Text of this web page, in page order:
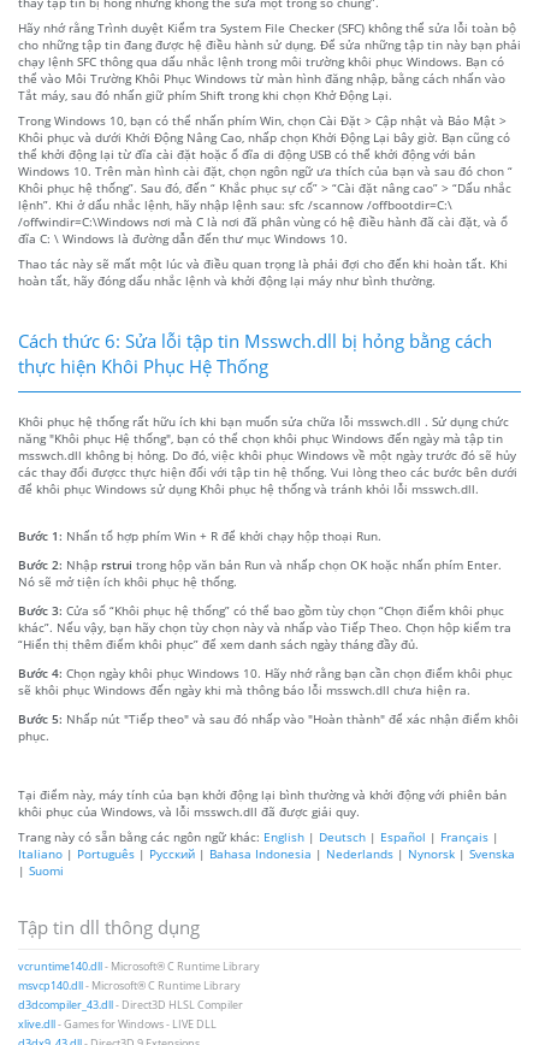
Hãy nhớ rằng Trình duyệt Kiểm tra System File Checker (SFC) không thể sửa lỗi toàn bộ
cho những tập tin đang được hệ điều hành sử dụng. Để sửa những tập tin này bạn phải
chạy lệnh SFC thông qua dấu nhắc lệnh trong môi trường khôi phục Windows. Bạn có
thể vào Môi Trường Khôi Phục Windows từ màn hình đăng nhập, bằng cách nhấn vào
Tắt máy, sau đó nhấn giữ phím Shift trong khi chọn Khở Động Lại.
Trong Windows 10, bạn có thể nhấn phím Win, chọn Cài Đặt > Cập nhật và Bảo Mật >
Khôi phục và dưới Khởi Động Nâng Cao, nhấp chọn Khởi Động Lại bây giờ. Bạn cũng có
thể khởi động lại từ đĩa cài đặt hoặc ổ đĩa di động USB có thể khởi động với bản
Windows 10. Trên màn hình cài đặt, chọn ngôn ngữ ưa thích của bạn và sau đó chon “
Khôi phục hệ thống”. Sau đó, đến “ Khắc phục sự cố” > “Cài đặt nâng cao” > “Dấu nhắc
lệnh”. Khi ở dấu nhắc lệnh, hãy nhập lệnh sau: sfc /scannow /offbootdir=C:\
/offwindir=C:\Windows nơi mà C là nơi đã phân vùng có hệ điều hành đã cài đặt, và ổ
đĩa C: \ Windows là đường dẫn đến thư mục Windows 10.
Thao tác này sẽ mất một lúc và điều quan trọng là phải đợi cho đến khi hoàn tất. Khi
hoàn tất, hãy đóng dấu nhắc lệnh và khởi động lại máy như bình thường.
Cách thức 6: Sửa lỗi tập tin Msswch.dll bị hỏng bằng cách
thực hiện Khôi Phục Hệ Thống
Khôi phục hệ thống rất hữu ích khi bạn muốn sửa chữa lỗi msswch.dll . Sử dụng chức
năng "Khôi phục Hệ thống", bạn có thể chọn khôi phục Windows đến ngày mà tập tin
msswch.dll không bị hỏng. Do đó, việc khôi phục Windows về một ngày trước đó sẽ hủy
các thay đổi đượcc thực hiện đối với tập tin hệ thống. Vui lòng theo các bước bên dưới
để khôi phục Windows sử dụng Khôi phục hệ thống và tránh khỏi lỗi msswch.dll.
Bước 1: Nhấn tổ hợp phím Win + R để khởi chạy hộp thoại Run.
Bước 2: Nhập rstrui trong hộp văn bản Run và nhấp chọn OK hoặc nhấn phím Enter.
Nó sẽ mở tiện ích khôi phục hệ thống.
Bước 3: Cửa sổ “Khôi phục hệ thống” có thể bao gồm tùy chọn “Chọn điểm khôi phục
khác”. Nếu vậy, bạn hãy chọn tùy chọn này và nhấp vào Tiếp Theo. Chọn hộp kiểm tra
“Hiển thị thêm điểm khôi phục” để xem danh sách ngày tháng đầy đủ.
Bước 4: Chọn ngày khôi phục Windows 10. Hãy nhớ rằng bạn cần chọn điểm khôi phục
sẽ khôi phục Windows đến ngày khi mà thông báo lỗi msswch.dll chưa hiện ra.
Bước 5: Nhấp nút "Tiếp theo" và sau đó nhấp vào "Hoàn thành" để xác nhận điểm khôi
phục.
Tại điểm này, máy tính của bạn khởi động lại bình thường và khởi động với phiên bản
khôi phục của Windows, và lỗi msswch.dll đã được giải quy.
Trang này có sẵn bằng các ngôn ngữ khác: English | Deutsch | Español | Français |
Italiano | Português | Русский | Bahasa Indonesia | Nederlands | Nynorsk | Svenska
| Suomi
Tập tin dll thông dụng
vcruntime140.dll- Microsoft® C Runtime Library
msvcp140.dll- Microsoft® C Runtime Library
d3dcompiler_43.dll- Direct3D HLSL Compiler
xlive.dll- Games for Windows - LIVE DLL